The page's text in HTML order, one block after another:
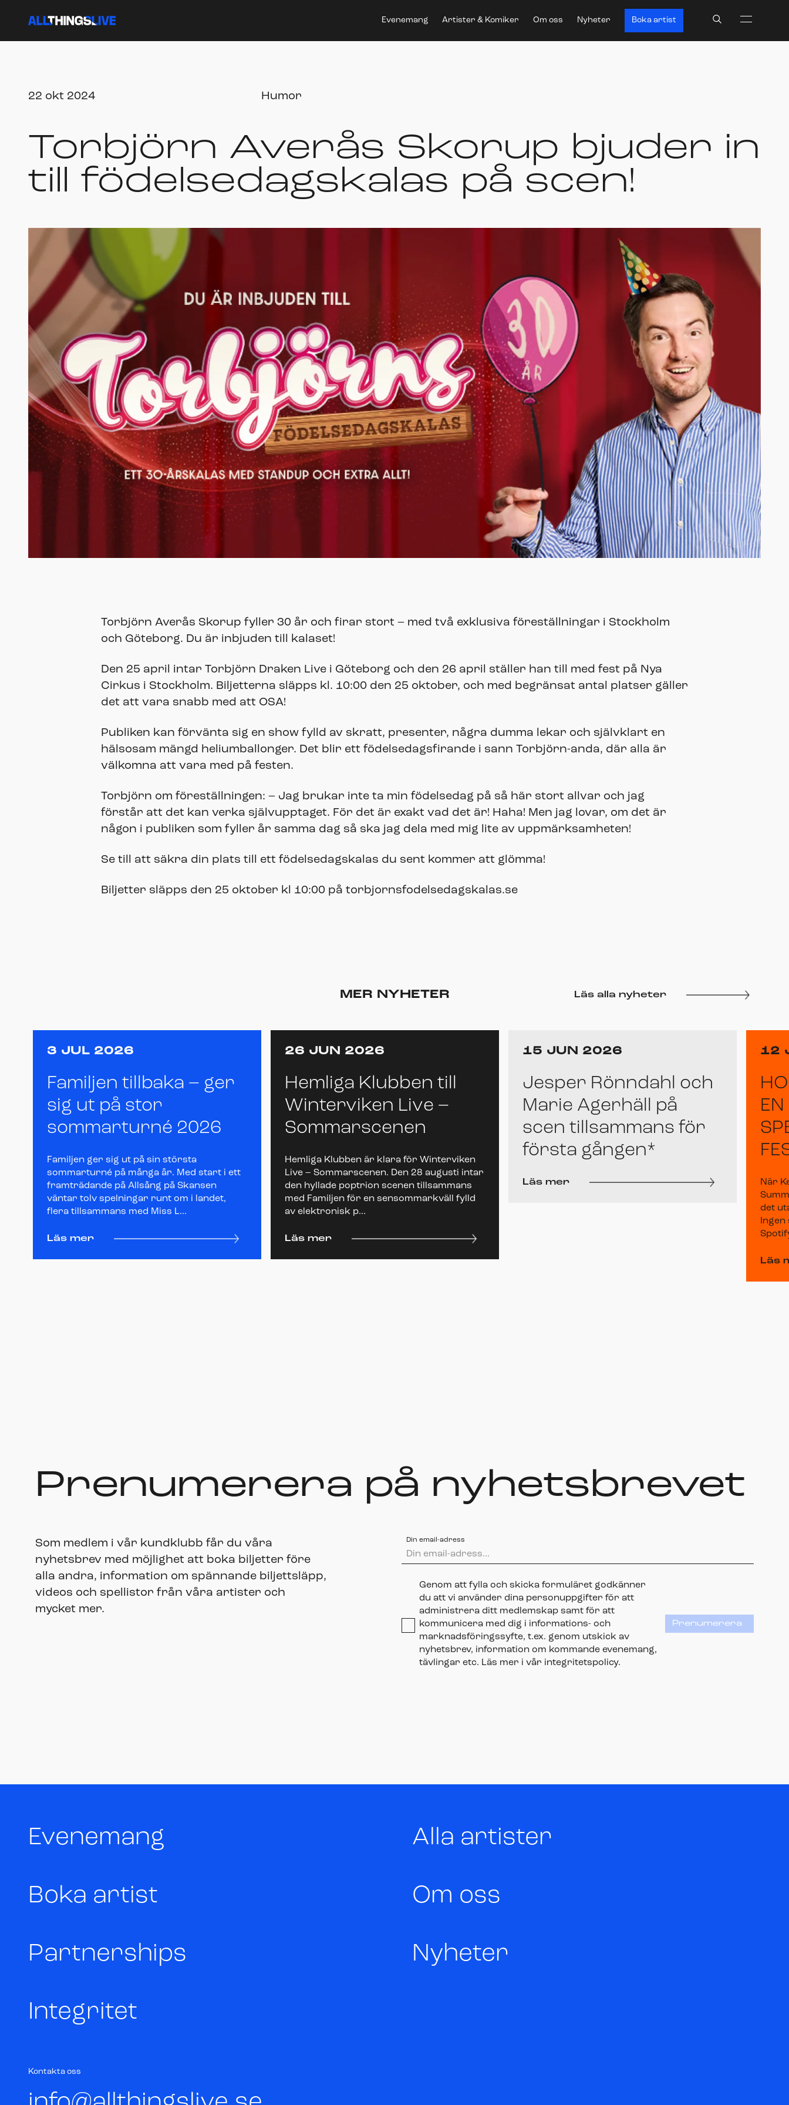
Evenemang Artister & Komiker Om oss Nyheter Boka artist
22 okt 2024 Humor
Torbjörn Averås Skorup bjuder in
till födelsedagskalas på scen!
Torbjörn Averås Skorup fyller 30 år och firar stort – med två exklusiva föreställningar i Stockholm
och Göteborg. Du är inbjuden till kalaset!
Den 25 april intar Torbjörn Draken Live i Göteborg och den 26 april ställer han till med fest på Nya
Cirkus i Stockholm. Biljetterna släpps kl. 10:00 den 25 oktober, och med begränsat antal platser gäller
det att vara snabb med att OSA!
Publiken kan förvänta sig en show fylld av skratt, presenter, några dumma lekar och självklart en
hälsosam mängd heliumballonger. Det blir ett födelsedagsfirande i sann Torbjörn-anda, där alla är
välkomna att vara med på festen.
Torbjörn om föreställningen: – Jag brukar inte ta min födelsedag på så här stort allvar och jag
förstår att det kan verka självupptaget. För det är exakt vad det är! Haha! Men jag lovar, om det är
någon i publiken som fyller år samma dag så ska jag dela med mig lite av uppmärksamheten!
Se till att säkra din plats till ett födelsedagskalas du sent kommer att glömma!
Biljetter släpps den 25 oktober kl 10:00 på torbjornsfodelsedagskalas.se
MER NYHETER Läs alla nyheter
3 JUL 2026
Familjen tillbaka – ger
sig ut på stor
sommarturné 2026
Familjen ger sig ut på sin största
sommarturné på många år. Med start i ett
framträdande på Allsång på Skansen
väntar tolv spelningar runt om i landet,
flera tillsammans med Miss L...
Läs mer
26 JUN 2026
Hemliga Klubben till
Winterviken Live –
Sommarscenen
Hemliga Klubben är klara för Winterviken
Live – Sommarscenen. Den 28 augusti intar
den hyllade poptrion scenen tillsammans
med Familjen för en sensommarkväll fylld
av elektronisk p...
Läs mer
15 JUN 2026
Jesper Rönndahl och
Marie Agerhäll på
scen tillsammans för
första gången*
Läs mer
12
När
det
Läs
Prenumerera på nyhetsbrevet
Som medlem i vår kundklubb får du våra
nyhetsbrev med möjlighet att boka biljetter före
alla andra, information om spännande biljettsläpp,
videos och spellistor från våra artister och
mycket mer.
Din email-adress
Genom att fylla och skicka formuläret godkänner
du att vi använder dina personuppgifter för att
administrera ditt medlemskap samt för att
kommunicera med dig i informations- och
marknadsföringssyfte, t.ex. genom utskick av
nyhetsbrev, information om kommande evenemang,
tävlingar etc. Läs mer i vår integritetspolicy.
Prenumerera
Evenemang Alla artister
Boka artist Om oss
Partnerships Nyheter
Integritet
Kontakta oss